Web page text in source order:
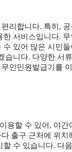
리합니다. 특히,
서비스입니다.
있어 많은 시민
니다. 다양한 서
인민원발급기를
용할 수 있어, 야
출구 근처에 위
수 있습니다. 다